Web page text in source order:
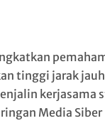
tinggi jarak
kerjasama
Media